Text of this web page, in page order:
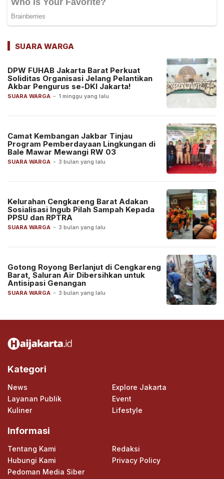
SUARA WARGA
SUARA WARGA - 1 minggu yang lalu
DPW FUHAB Jakarta Barat Perkuat
Soliditas Organisasi Jelang Pelantikan
Akbar Pengurus se-DKI Jakarta!
SUARA WARGA - 3 bulan yang lalu
Camat Kembangan Jakbar Tinjau
Program Pemberdayaan Lingkungan di
Bale Mawar Mewangi RW 03
SUARA WARGA - 3 bulan yang lalu
Kelurahan Cengkareng Barat Adakan
Sosialisasi Ingub Pilah Sampah Kepada
PPSU dan RPTRA
SUARA WARGA - 3 bulan yang lalu
Gotong Royong Berlanjut di Cengkareng
Barat, Saluran Air Dibersihkan untuk
Antisipasi Genangan
Kategori
News
Explore Jakarta
Layanan Publik
Event
Kuliner
Lifestyle
Informasi
Tentang Kami
Redaksi
Hubungi Kami
Privacy Policy
Pedoman Media Siber